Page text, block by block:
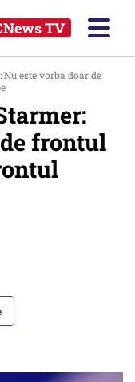
TV
este vorba doar de
frontul